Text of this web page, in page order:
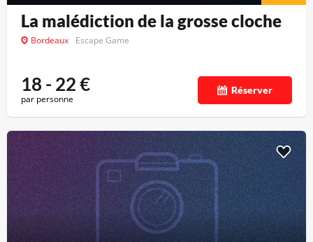
La malédiction de la grosse cloche
Bordeaux Escape Game
18 - 22€
par personne
Réserver